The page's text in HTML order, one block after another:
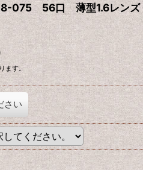
075 56口 薄型1.6レンズ
ます。
さい